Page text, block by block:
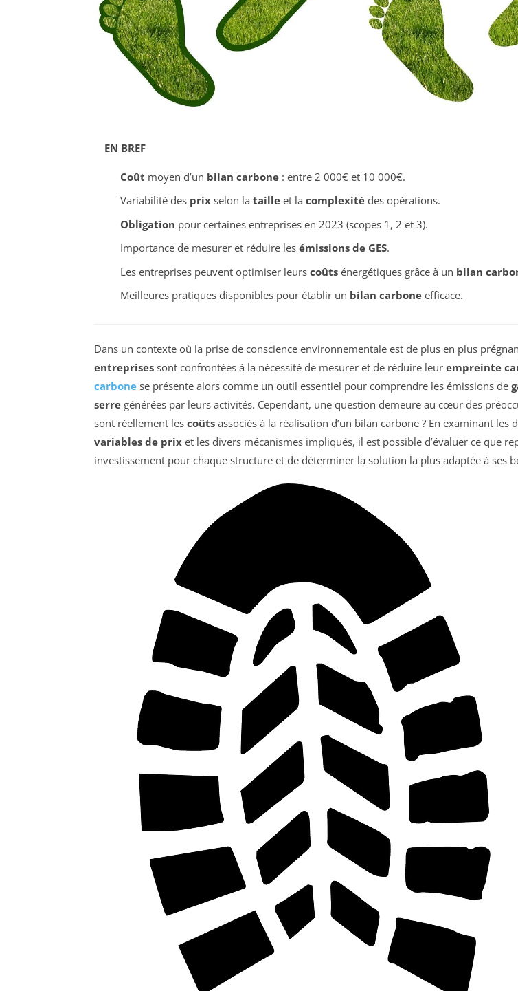
EN BREF
Coût moyen d’un bilan carbone: entre 2 000€ et 10 000€.
Variabilité des prixselon la tailleet la complexitédes opérations.
Obligation pour certaines entreprises en 2023 (scopes 1, 2 et 3).
Importance de mesurer et réduire les émissions de GES.
Les entreprises peuvent optimiser leurs coûtsénergétiques grâce à un bilan
Meilleures pratiques disponibles pour établir un bilan carboneefficace.
Dans un contexte où la prise de conscience environnementale est de plus en plus
entreprises sont confrontées à la nécessité de mesurer et de réduire leur empreinte
carbone se présente alors comme un outil essentiel pour comprendre les émissions de
serre générées par leurs activités. Cependant, une question demeure au cœur des
sont réellement les coûts associés à la réalisation d’un bilan carbone ? En examinant les
variables de prix et les divers mécanismes impliqués, il est possible d’évaluer ce que
investissement pour chaque structure et de déterminer la solution la plus adaptée à ses